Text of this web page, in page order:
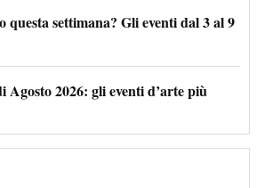
questa settimana? Gli eventi dal 3 al 9
2026: gli eventi d’arte più